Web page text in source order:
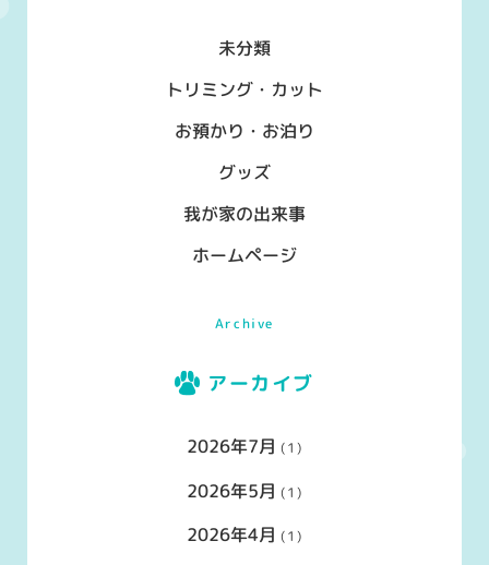
未分類
トリミング・カット
お預かり・お泊り
グッズ
我が家の出来事
ホームページ
Archive
アーカイブ
2026年7月 (1)
2026年5月 (1)
2026年4月 (1)